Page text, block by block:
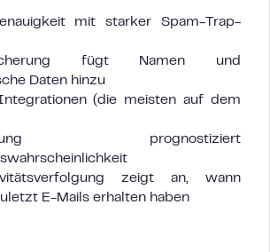
mit starker Spam-Trap-
fügt Namen und
Daten hinzu
(die meisten auf dem
prognostiziert
zeigt an, wann
E-Mails erhalten haben